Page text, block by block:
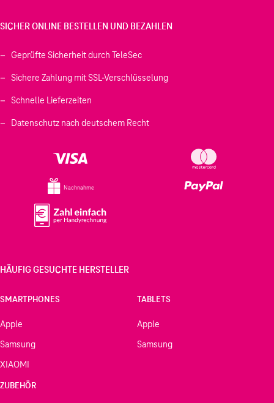
SICHER ONLINE BESTELLEN UND BEZAHLEN
Geprüfte Sicherheit durch TeleSec
Sichere Zahlung mit SSL-Verschlüsselung
Schnelle Lieferzeiten
Datenschutz nach deutschem Recht
Nachnahme
HÄUFIG GESUCHTE HERSTELLER
SMARTPHONES
Apple
Samsung
XIAOMI
TABLETS
Apple
Samsung
ZUBEHÖR